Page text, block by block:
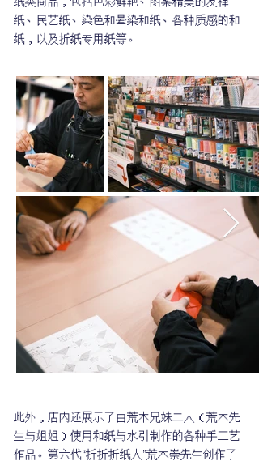
纸、民艺纸、染色和晕染和纸、各种质感的和
纸，以及折纸专用纸等。
此外，店内还展示了由荒木兄妹二人（荒木先
生与姐姐）使用和纸与水引制作的各种手工艺
作品。第六代“折折折纸人”荒木崇先生创作了